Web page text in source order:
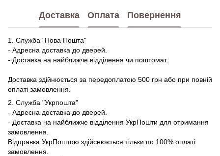
Доставка Оплата Повернення
1. Служба “Нова Пошта"
- Адресна доставка до дверей.
- Доставка на найближче відділення чи поштомат.
Доставка здійнюється за передоплатою 500 грн або при повній
оплаті замовлення.
2. Служба "Укрпошта"
- Адресна доставка до дверей.
- Доставка на найближче відділення УкрПошти для отримання
замовлення.
Відправка УкрПоштою здійснюється тільки по 100% оплаті
замовлення.